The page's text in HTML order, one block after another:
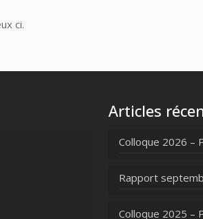
ci.
Articles
Colloque 2026 –
Rapport
Colloque 2025 –